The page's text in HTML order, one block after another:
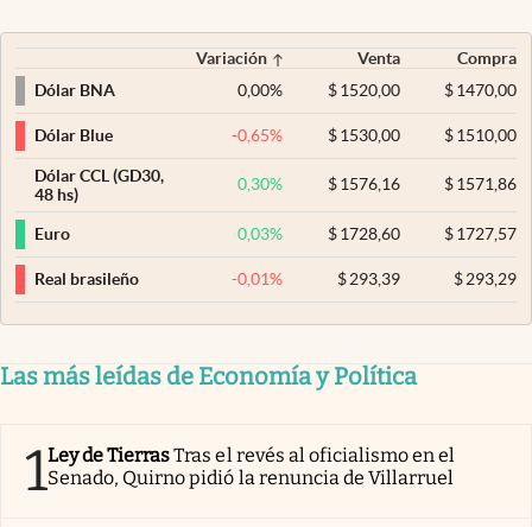
Variación Venta
Compra
Dólar BNA
0,00% $ 1520,00 $1470,00
Dólar Blue -0,65% $ 1530,00 $1510,00
Dólar CCL (GD30,
48 hs)
0,30% $ 1576,16 $1571,86
Euro 0,03% $ 1728,60 $1727,57
Real brasileño -0,01% $ 293,39 $293,29
Las más leídas de Economía y Política
1Ley de TierrasTras el revés al oficialismo en el
Senado, Quirno pidió la renuncia de Villarruel